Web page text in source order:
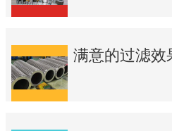
满意的过滤效